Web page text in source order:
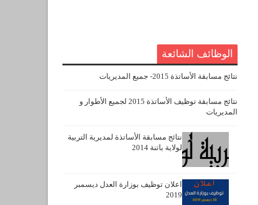
الوظائف الشائعة
نتائج مسابقة الأساتذة 2015- جميع المديريات
نتائج مسابقة توظيف الأساتذة 2015 لجميع الأطوار و
المديريات
نتائج مسابقة الأساتذة لمديرية التربية
لولاية باتنة 2014
اعلان توظيف بوزارة العدل ديسمبر
2019